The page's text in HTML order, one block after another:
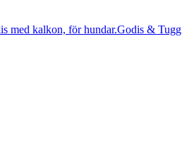
Godis & Tugg